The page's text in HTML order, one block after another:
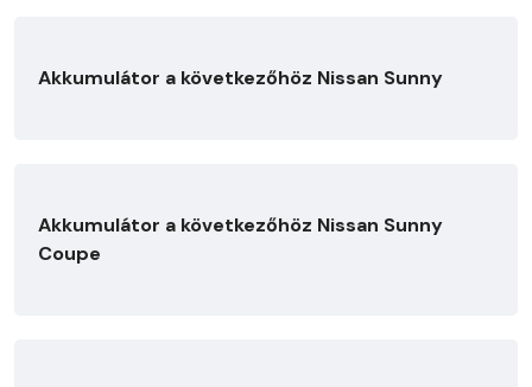
Akkumulátor a következőhöz Nissan Sunny
Akkumulátor a következőhöz Nissan Sunny
Coupe